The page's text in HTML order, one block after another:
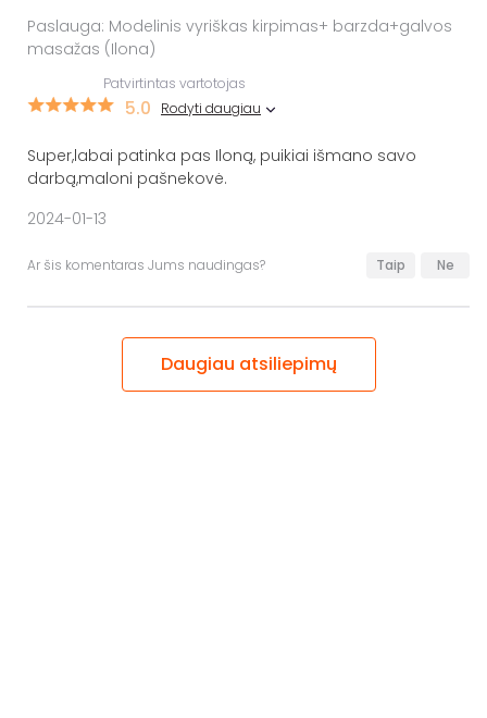
Paslauga: Modelinis vyriškas kirpimas+ barzda+galvos
masažas (Ilona)
Patvirtintas vartotojas
5.0 Rodyti daugiau
Super,labai patinka pas Iloną, puikiai išmano savo
darbą,maloni pašnekovė.
2024-01-13
Ar šis komentaras Jums naudingas? Taip Ne
Daugiau atsiliepimų